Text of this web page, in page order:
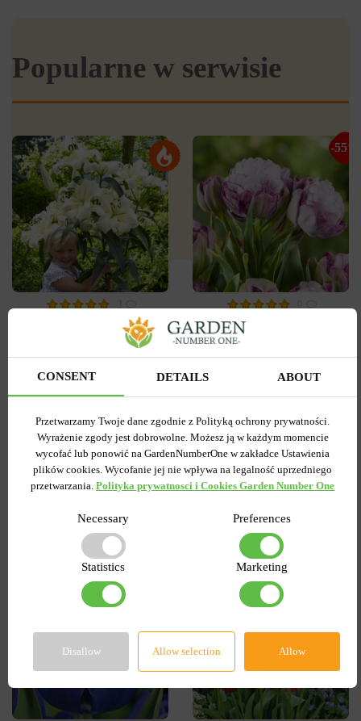
Popularne w serwisie
Lilia OT Hybryda Pretty
Wysyłamy od 5 września
7.58 zł
DO KOSZYKA
-55%
Tulipan
Pełny+Wielokwiatowy
Peggy Wonder
Wysyłamy od 5 września
Ilość w paczce
15.27 zł6.87 zł
DO KOSZYKA
CONSENT DETAILS ABOUT
Przetwarzamy Twoje dane zgodnie z Polityką ochrony prywatności.
Wyrażenie zgody jest dobrowolne. Możesz ją w każdym momencie
wycofać lub ponowić na GardenNumberOne w zakładce Ustawienia
plików cookies. Wycofanie jej nie wpływa na legalność uprzedniego
przetwarzania. Polityka prywatnosci i Cookies Garden Number One
Necessary Preferences
Statistics Marketing
Disallow Allow selection Allow